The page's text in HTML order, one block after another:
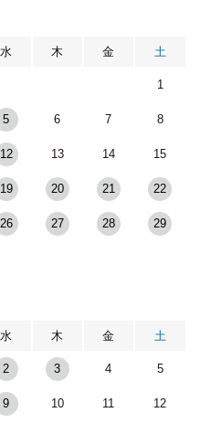
水 木 金 土
1
5 6 7 8
12 13 14 15
19 20 21 22
26 27 28 29
水 木 金 土
2 3 4 5
9 10 11 12